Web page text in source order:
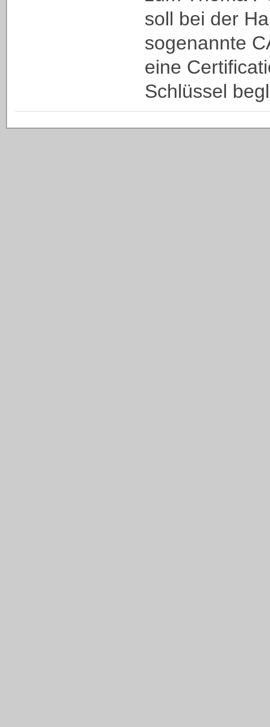
soll bei der
sogenannte
eine
Schlüssel